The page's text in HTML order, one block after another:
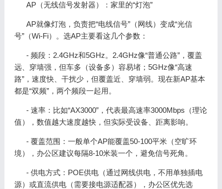
AP（无线信号发射器）：家里的“灯泡”
AP就像灯泡，负责把“电线信号”（网线）变成“光信
号”（Wi-Fi）。选AP主要看这几个参数：
- 频段：2.4GHz和5GHz。2.4GHz像“普通公路”，覆盖
远、穿墙强，但车多（设备多）容易堵；5GHz像“高速
路”，速度快、干扰少，但覆盖近、穿墙弱。现在新AP基本
都是“双频”，两个频段一起用。
- 速率：比如“AX3000”，代表最高速率3000Mbps（理论
值），数值越大速度越快，但实际受设备、距离影响。
- 覆盖范围：一般单个AP能覆盖50-100平米（空旷环
境），办公区建议每隔8-10米装一个，避免信号死角。
- 供电方式：POE供电（通过网线供电，不用单独插电
源）或直流供电（需要接电源适配器），办公区优先选